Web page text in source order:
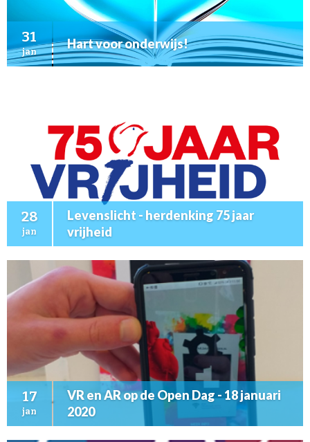
31
jan
Hart voor onderwijs!
28
jan
Levenslicht - herdenking 75 jaar
vrijheid
17
jan
VR en AR op de Open Dag - 18 januari
2020